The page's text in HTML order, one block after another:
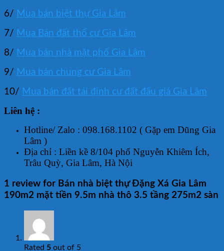
6/ Mua bán biệt thự Gia Lâm
7/ Mua Bán đất thổ cư Gia Lâm
8/ Mua bán nhà mặt phố Gia Lâm
9/ Mua bán chung cư Gia Lâm
10/ Mua bán đất tái định cư đất đấu giá Gia Lâm
Liên hệ :
Hotline/ Zalo : 098.168.1102 ( Gặp em Dũng Gia
Lâm )
Địa chỉ : Liền kề 8/104 phố Nguyễn Khiêm Ích,
Trâu Quỳ, Gia Lâm, Hà Nội
1 review for Bán nhà biệt thự Đặng Xá Gia Lâm
190m2 mặt tiền 9.5m nhà thô 3.5 tầng 275m2 sàn
Rated 5 out of 5